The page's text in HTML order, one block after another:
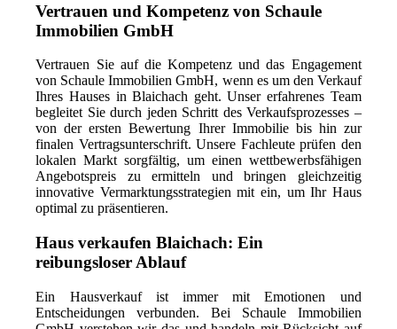
Vertrauen und Kompetenz von Schaule
Immobilien GmbH
Vertrauen Sie auf die Kompetenz und das Engagement
von Schaule Immobilien GmbH, wenn es um den Verkauf
Ihres Hauses in Blaichach geht. Unser erfahrenes Team
begleitet Sie durch jeden Schritt des Verkaufsprozesses –
von der ersten Bewertung Ihrer Immobilie bis hin zur
finalen Vertragsunterschrift. Unsere Fachleute prüfen den
lokalen Markt sorgfältig, um einen wettbewerbsfähigen
Angebotspreis zu ermitteln und bringen gleichzeitig
innovative Vermarktungsstrategien mit ein, um Ihr Haus
optimal zu präsentieren.
Haus verkaufen Blaichach: Ein
reibungsloser Ablauf
Ein Hausverkauf ist immer mit Emotionen und
Entscheidungen verbunden. Bei Schaule Immobilien